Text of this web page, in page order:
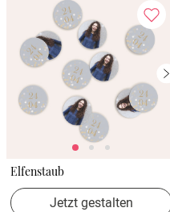
Elfenstaub
Jetzt gestalten